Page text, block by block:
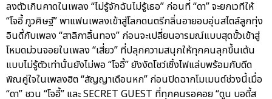
ลงตัวเกินคาดในเพลง “ไม่รู้จักฉันไม่รู้เธอ” ก่อนที่ “ดา” จะยกเวทีให้
“โจอี้ ภูวศิษฐ์” พาแฟนเพลงเข้าสู่โลกดนตรีกลิ่นอายอบอุ่นสไตล์ลูกทุ่ง
อินดี้กับเพลง “สาลิกาลิ้นทอง” ก่อนจะเปลี่ยนอารมณ์แบบสุดขั้วเข้าสู่
โหมดม่วนจอยในเพลง “เสี่ยว” ที่ปลุกความสนุกให้ทุกคนลุกขึ้นเต้น
แบบไม่รู้ตัวเท่านั้นยังไม่พอ “โจอี้” ยังงัดโชว์เซิ้งไฟแล่บพร้อมกับดีด
พิณคู่ใจในเพลงฮิต “สัญญาเดือนหก” ก่อนปิดฉากโมเมนต์ช่วงนี้เมื่อ
“ดา” ชวน “โจอี้” และ SECRET GUEST ที่ทุกคนรอคอย “ตูน บอดี้ส